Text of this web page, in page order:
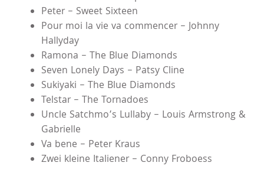
Peter – Sweet Sixteen
Pour moi la vie va commencer – Johnny
Hallyday
Ramona – The Blue Diamonds
Seven Lonely Days – Patsy Cline
Sukiyaki – The Blue Diamonds
Telstar – The Tornadoes
Uncle Satchmo’s Lullaby – Louis Armstrong &
Gabrielle
Va bene – Peter Kraus
Zwei kleine Italiener – Conny Froboess